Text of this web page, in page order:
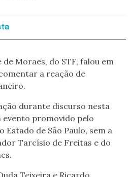
Moraes, do STF, falou em
a reação de
durante discurso nesta
evento promovido pelo
Estado de São Paulo, sem a
Tarcísio de Freitas e do